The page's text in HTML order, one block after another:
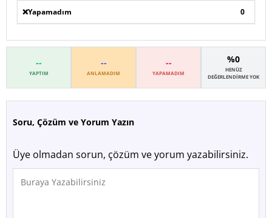
❌Yapamadım 0
--
YAPTIM
--
ANLAMADIM
--
YAPAMADIM
%0
HENÜZ
DEĞERLENDIRME YOK
Soru, Çözüm ve Yorum Yazın
Üye olmadan sorun, çözüm ve yorum yazabilirsiniz.